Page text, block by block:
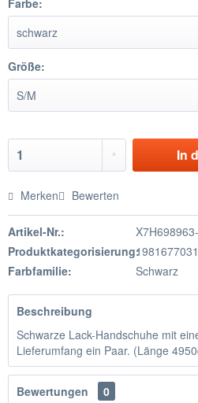
Farbe:
Größe:
In
Merken Bewerten
Artikel-Nr.:
Produktkategorisierung:1981677031
Farbfamilie:
Schwarz
Beschreibung
Schwarze Lack-Handschuhe mit
Lieferumfang ein Paar. (Länge
Bewertungen
0